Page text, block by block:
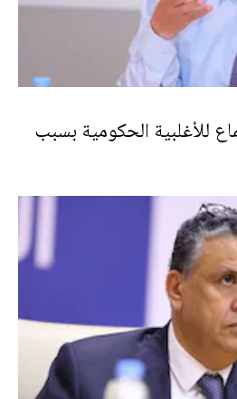
للأغلبية الحكومية بسبب